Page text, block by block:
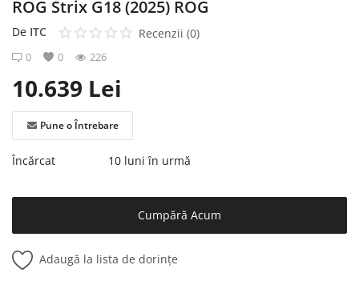
ROG Strix G18 (2025) ROG
De ITC Recenzii (0)
0 0 226
10.639 Lei
Pune o Întrebare
Încărcat 10 luni în urmă
Cumpără Acum
Adaugă la lista de dorințe